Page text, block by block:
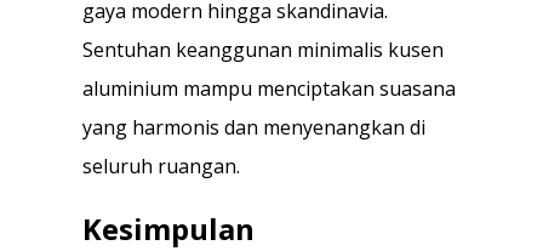
gaya modern hingga skandinavia.
Sentuhan keanggunan minimalis kusen
aluminium mampu menciptakan suasana
yang harmonis dan menyenangkan di
seluruh ruangan.
Kesimpulan